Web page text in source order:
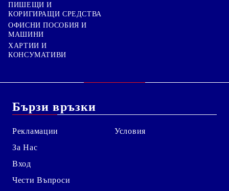
ПИШЕЩИ И
КОРИГИРАЩИ СРЕДСТВА
ОФИСНИ ПОСОБИЯ И
МАШИНИ
ХАРТИИ И
КОНСУМАТИВИ
Бързи връзки
Рекламации
За Нас
Вход
Чести Въпроси
Условия